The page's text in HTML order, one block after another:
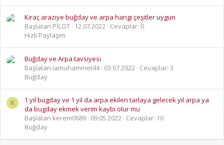
Kıraç araziye buğday ve arpa hangi çeşitler uygun
Başlatan PİLOT
12.07.2022 Cevaplar: 0
Hızlı Paylaşım
Buğday ve Arpa tavsiyesi
Başlatan iamuhammet44 03.07.2022 Cevaplar: 3
Buğday
K
1 yil bugday ve 1 yil da arpa ekilen tarlaya gelecek yil arpa ya
da bugday ekmek verim kaybi olur mu
Başlatan kerem0689 09.05.2022 Cevaplar: 10
Buğday